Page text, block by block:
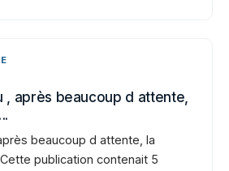
, après beaucoup d attente,
beaucoup d attente, la
Cette publication contenait 5